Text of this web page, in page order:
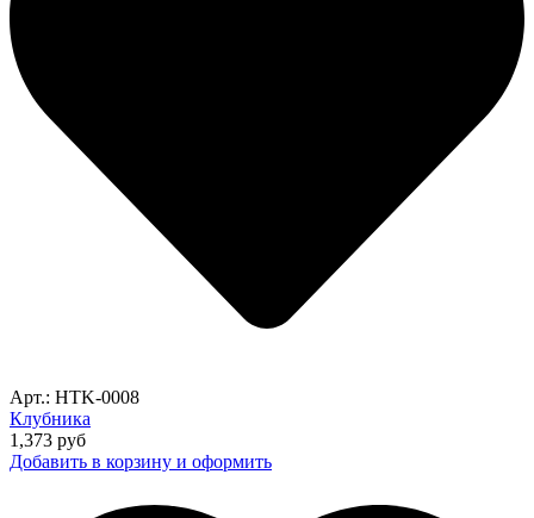
Арт.: HTK-0008
Клубника
1,373 руб
Добавить в корзину и оформить